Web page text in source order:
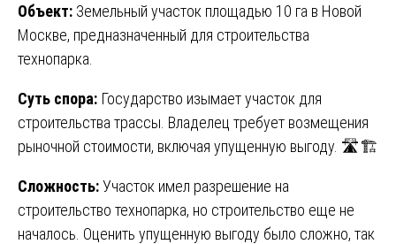
Объект: Земельный участок площадью 10 га в Новой
Москве, предназначенный для строительства
технопарка.
Суть спора: Государство изымает участок для
строительства трассы. Владелец требует возмещения
рыночной стоимости, включая упущенную выгоду. 🛣️🏗️
Сложность:Участок имел разрешение на
строительство технопарка, но строительство еще не
началось. Оценить упущенную выгоду было сложно, так